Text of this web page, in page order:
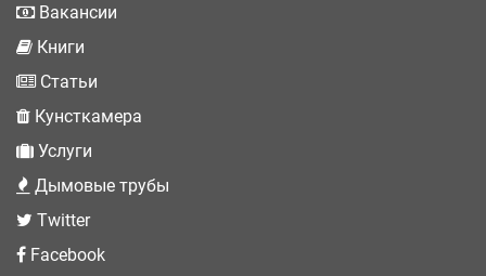
Вакансии
Книги
Статьи
Кунсткамера
Услуги
Дымовые трубы
Twitter
Facebook